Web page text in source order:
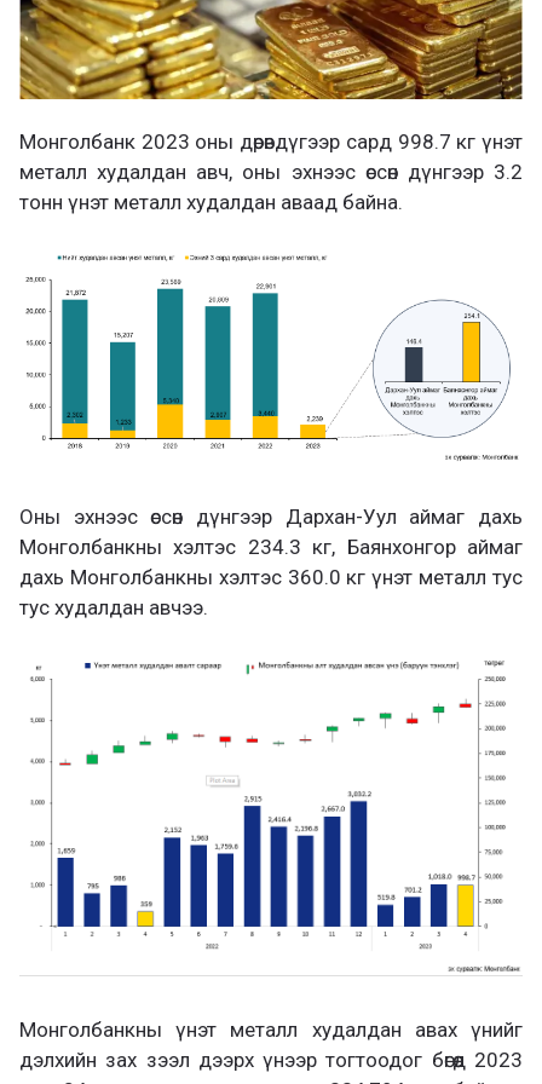
Монголбанк 2023 оны дөрөвдүгээр сард 998.7 кг үнэт
металл худалдан авч, оны эхнээс өссөн дүнгээр 3.2
тонн үнэт металл худалдан аваад байна.
Оны эхнээс өссөн дүнгээр Дархан-Уул аймаг дахь
Монголбанкны хэлтэс 234.3 кг, Баянхонгор аймаг
дахь Монголбанкны хэлтэс 360.0 кг үнэт металл тус
тус худалдан авчээ.
Монголбанкны үнэт металл худалдан авах үнийг
дэлхийн зах зээл дээрх үнээр тогтоодог бөгөөд 2023